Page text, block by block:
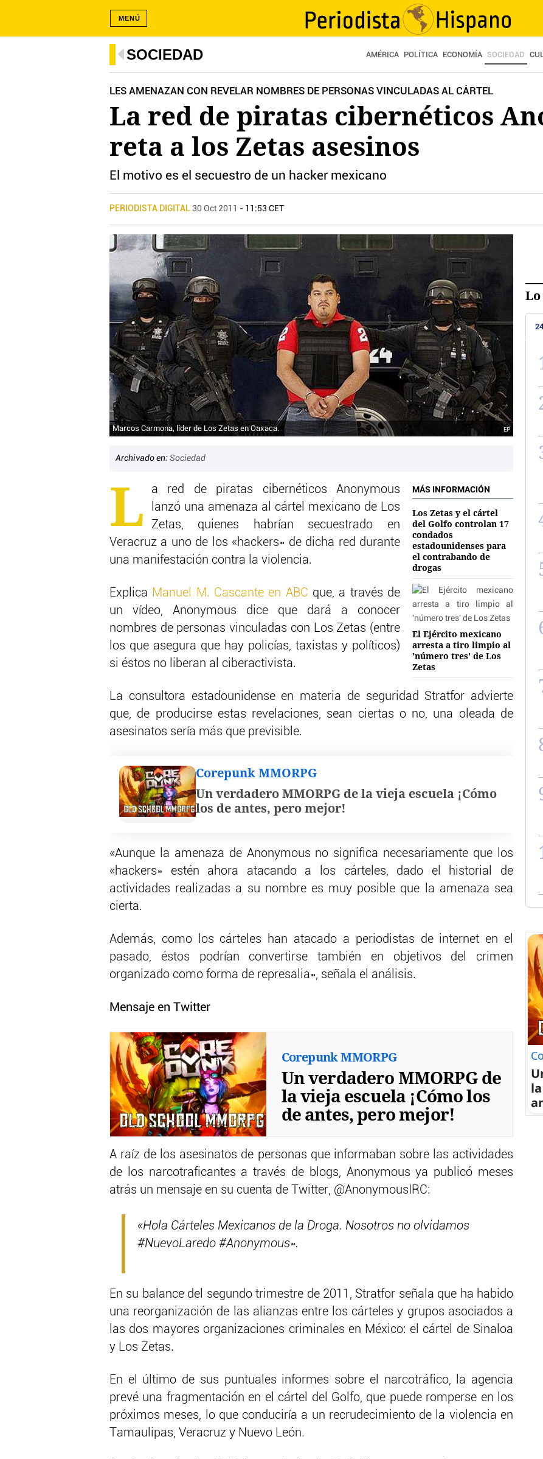
MENÚ
SOCIEDAD AMÉRICA POLÍTICA ECONOMÍA SOCIEDAD
LES AMENAZAN CON REVELAR NOMBRES DE PERSONAS VINCULADAS AL CÁRTEL
La red de piratas cibernéticos
reta a los Zetas asesinos
El motivo es el secuestro de un hacker mexicano
PERIODISTA DIGITAL 30 Oct 2011 - 11:53 CET
Marcos Carmona, líder de Los Zetas en Oaxaca. EP
Archivado en: Sociedad
MÁS INFORMACIÓN
Los Zetas y el cártel
del Golfo controlan 17
condados
estadounidenses para
el contrabando de
drogas
El Ejército mexicano
arresta a tiro limpio al
'número tres' de Los
Zetas
L
a red de piratas cibernéticos Anonymous
lanzó una amenaza al cártel mexicano de Los
Zetas, quienes habrían secuestrado en
Veracruz a uno de los «hackers» de dicha red durante
una manifestación contra la violencia.
Explica Manuel M. Cascante en ABC que, a través de
un vídeo, Anonymous dice que dará a conocer
nombres de personas vinculadas con Los Zetas (entre
los que asegura que hay policías, taxistas y políticos)
si éstos no liberan al ciberactivista.
La consultora estadounidense en materia de seguridad Stratfor advierte
que, de producirse estas revelaciones, sean ciertas o no, una oleada de
asesinatos sería más que previsible.
Corepunk MMORPG
Un verdadero MMORPG de la vieja escuela ¡Cómo
los de antes, pero mejor!
«Aunque la amenaza de Anonymous no significa necesariamente que los
«hackers» estén ahora atacando a los cárteles, dado el historial de
actividades realizadas a su nombre es muy posible que la amenaza sea
cierta.
Además, como los cárteles han atacado a periodistas de internet en el
pasado, éstos podrían convertirse también en objetivos del crimen
organizado como forma de represalia», señala el análisis.
Mensaje en Twitter
Corepunk MMORPG
Un verdadero MMORPG de
la vieja escuela ¡Cómo los
de antes, pero mejor!
A raíz de los asesinatos de personas que informaban sobre las actividades
de los narcotraficantes a través de blogs, Anonymous ya publicó meses
atrás un mensaje en su cuenta de Twitter, @AnonymousIRC:
«Hola Cárteles Mexicanos de la Droga. Nosotros no olvidamos
#NuevoLaredo #Anonymous».
En su balance del segundo trimestre de 2011, Stratfor señala que ha habido
una reorganización de las alianzas entre los cárteles y grupos asociados a
las dos mayores organizaciones criminales en México: el cártel de Sinaloa
y Los Zetas.
En el último de sus puntuales informes sobre el narcotráfico, la agencia
prevé una fragmentación en el cártel del Golfo, que puede romperse en los
próximos meses, lo que conduciría a un recrudecimiento de la violencia en
Tamaulipas, Veracruz y Nuevo León.